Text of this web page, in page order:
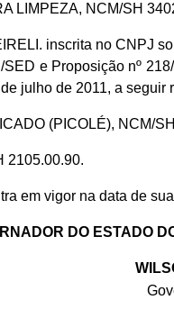
LIMPEZA, NCM/SH
inscrita no CNPJ
SED e Proposição nº
julho de 2011, a seguir
(PICOLÉ), NCM/
2105.00.90.
em vigor na data de
DO ESTADO